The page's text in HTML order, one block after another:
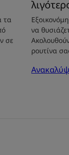
τα
σε
να
ρουτίνα